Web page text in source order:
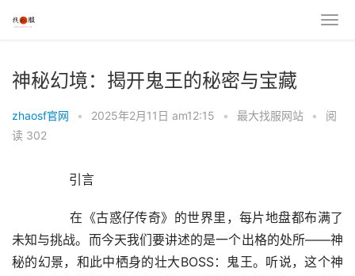
神秘幻境：揭开鬼王的秘密与宝藏
zhaosf官网 • 2025年2月11日 am12:15 • 最大找服网站 •
阅
读 302
	　　引言
未知与挑战。而今天我们要讲述的是一个出格的处所——神
秘的幻景，和此中栖身的壮大BOSS：鬼王。听说，这个神